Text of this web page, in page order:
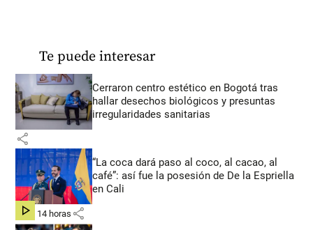
Te puede interesar
Cerraron centro estético en Bogotá tras
hallar desechos biológicos y presuntas
irregularidades sanitarias
share
“La coca dará paso al coco, al cacao, al
café”: así fue la posesión de De la Espriella
en Cali
hace 14 horas share